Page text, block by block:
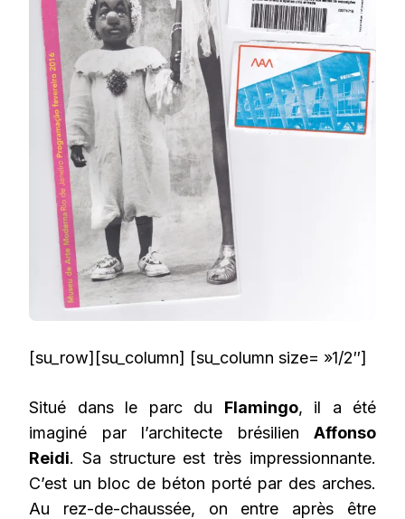
[su_row][su_column] [su_column size= »1/2″]
Situé dans le parc du Flamingo, il a été
imaginé par l’architecte brésilien Affonso
Reidi. Sa structure est très impressionnante.
C’est un bloc de béton porté par des arches.
Au rez-de-chaussée, on entre après être